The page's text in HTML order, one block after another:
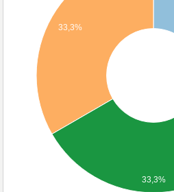
33,3%
33,3%